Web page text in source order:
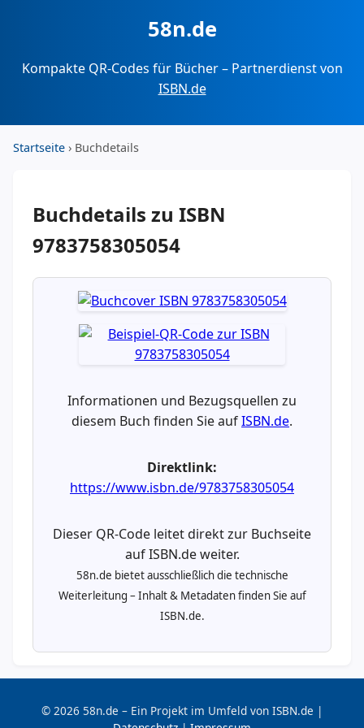
58n.de
Kompakte QR-Codes für Bücher – Partnerdienst von
ISBN.de
Startseite › Buchdetails
Buchdetails zu ISBN
9783758305054
Informationen und Bezugsquellen zu
diesem Buch finden Sie aufISBN.de.
Direktlink:
https://www.isbn.de/9783758305054
Dieser QR-Code leitet direkt zur Buchseite
auf ISBN.de weiter.
58n.de bietet ausschließlich die technische
Weiterleitung – Inhalt & Metadaten finden Sie auf
ISBN.de.
© 2026 58n.de – Ein Projekt im Umfeld von ISBN.de |